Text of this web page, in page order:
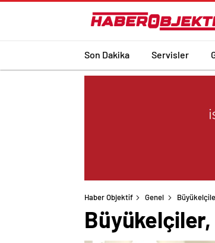
Son Dakika Servisler
Haber Objektif Genel